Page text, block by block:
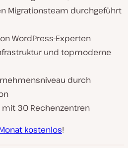
Migrationsteam durchgeführt
WordPress-Experten
und topmoderne
durch
mit 30 Rechenzentren
kostenlos!